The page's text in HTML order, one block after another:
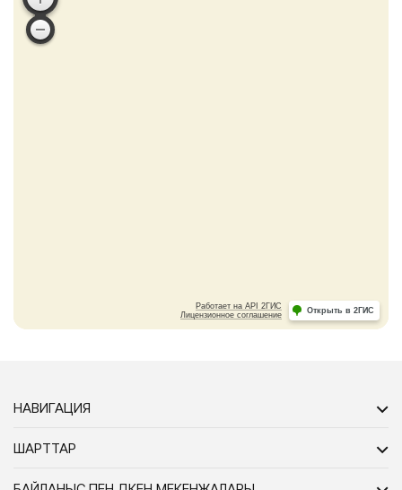
НАВИГАЦИЯ
ШАРТТАР